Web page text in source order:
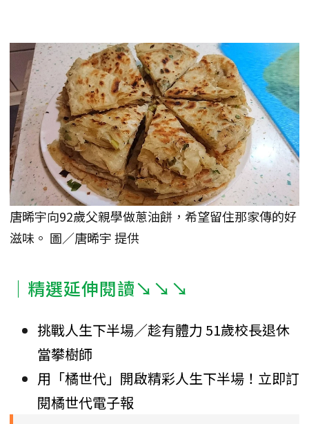
唐晞宇向92歲父親學做蔥油餅，希望留住那家傳的好
滋味。 圖／唐晞宇 提供
｜精選延伸閱讀↘↘↘
挑戰人生下半場／趁有體力 51歲校長退休
當攀樹師
用「橘世代」開啟精彩人生下半場！立即訂
閱橘世代電子報